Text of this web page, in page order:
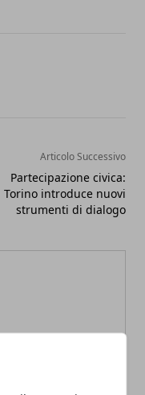
Articolo Successivo
Partecipazione civica:
Torino introduce nuovi
strumenti di dialogo